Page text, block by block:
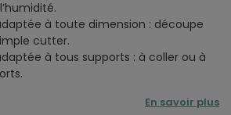
à toute dimension : découpe
cutter.
à tous supports : à coller ou à
En savoir plus